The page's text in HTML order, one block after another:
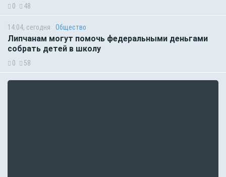
0 48
14:04, сегодня Общество
Липчанам могут помочь федеральными деньгами
собрать детей в школу
0 58